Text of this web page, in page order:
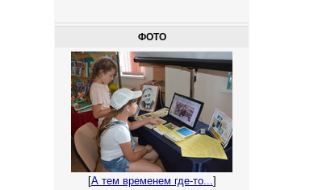
ФОТО
[А тем временем где-то...]